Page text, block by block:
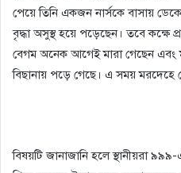
পেয়ে তিনি একজন নার্সকে বাসায়
বৃদ্ধা অসুস্থ হয়ে পড়েছেন। তবে কক্ষে
বেগম অনেক আগেই মারা গেছেন এবং
বিছানায় পড়ে গেছে। এ সময় মরদেহে
বিষয়টি জানাজানি হলে স্থানীয়রা